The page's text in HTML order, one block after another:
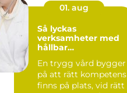
01. aug
Så lyckas
verksamheter med
hållbar
ning
En trygg vård bygger
på att rätt kompetens
finns på plats, vid rätt